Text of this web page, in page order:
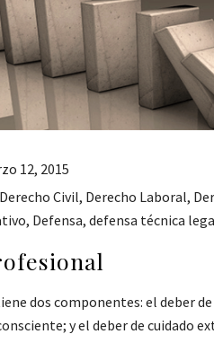
12, 2015
Derecho Civil, Derecho Laboral,
, Defensa, defensa técnica
dos componentes: el deber
y el deber de cuidado